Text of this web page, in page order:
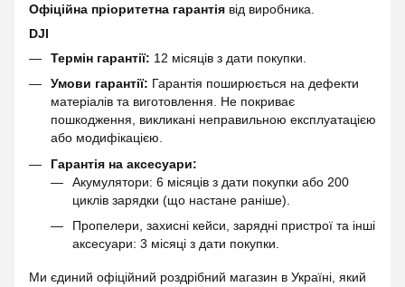
Офіційна пріоритетна гарантія від виробника.
DJI
Термін гарантії: 12 місяців з дати покупки.
Умови гарантії: Гарантія поширюється на дефекти
матеріалів та виготовлення. Не покриває
пошкодження, викликані неправильною експлуатацією
або модифікацією.
Гарантія на аксесуари:
Акумулятори: 6 місяців з дати покупки або 200
циклів зарядки (що настане раніше).
Пропелери, захисні кейси, зарядні пристрої та інші
аксесуари: 3 місяці з дати покупки.
Ми єдиний офіційний роздрібний магазин в Україні, який